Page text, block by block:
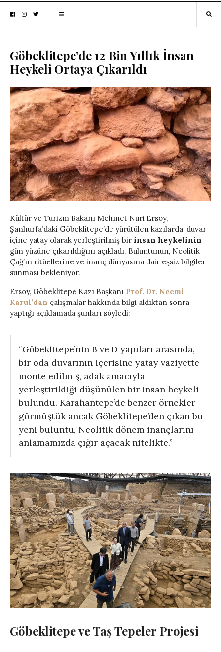
Göbeklitepe’de 12 Bin Yıllık İnsan
Heykeli Ortaya Çıkarıldı
Kültür ve Turizm Bakanı Mehmet Nuri Ersoy,
Şanlıurfa’daki Göbeklitepe’de yürütülen kazılarda, duvar
içine yatay olarak yerleştirilmiş bir insan heykelinin
gün yüzüne çıkarıldığını açıkladı. Buluntunun, Neolitik
Çağ’ın ritüellerine ve inanç dünyasına dair eşsiz bilgiler
sunması bekleniyor.
Ersoy, Göbeklitepe Kazı Başkanı Prof. Dr. Necmi
Karul’dan çalışmalar hakkında bilgi aldıktan sonra
yaptığı açıklamada şunları söyledi:
“Göbeklitepe’nin B ve D yapıları arasında,
bir oda duvarının içerisine yatay vaziyette
monte edilmiş, adak amacıyla
yerleştirildiği düşünülen bir insan heykeli
bulundu. Karahantepe’de benzer örnekler
görmüştük ancak Göbeklitepe’den çıkan bu
yeni buluntu, Neolitik dönem inançlarını
anlamamızda çığır açacak nitelikte.”
Göbeklitepe ve Taş Tepeler Projesi